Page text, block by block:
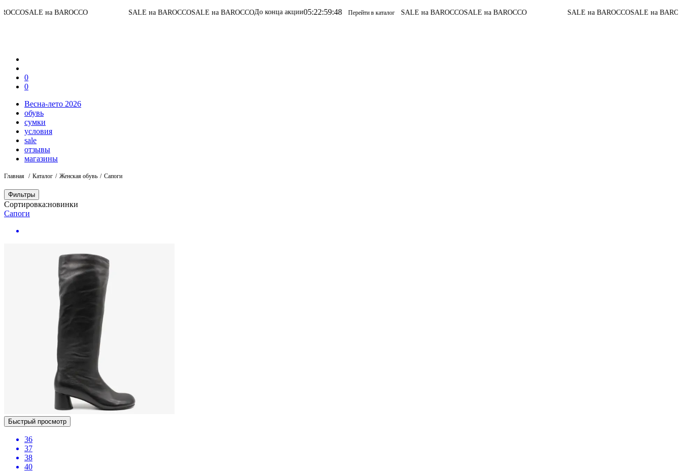
на BAROCCO SALE на BAROCCOSALE на BAROCCOДо конца акции05:22 :59:48 Перейти в каталог SALE на BAROCCOSALE на BAROCCO SALE на BAROCCOSALE на BAROCCOДо
0
0
Весна-лето 2026
обувь
сумки
условия
sale
отзывы
магазины
Главная Каталог Женская обувь Сапоги
Фильтры
Сортировка:новинки
Сапоги
Быстрый просмотр
36
37
38
40